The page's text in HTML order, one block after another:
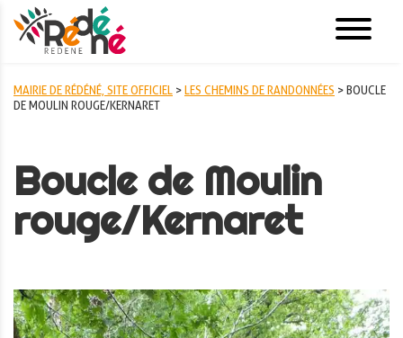
MAIRIE DE RÉDÉNÉ, SITE OFFICIEL > LES CHEMINS DE RANDONNÉES > BOUCLE
DE MOULIN ROUGE/KERNARET
Boucle de Moulin
rouge/Kernaret